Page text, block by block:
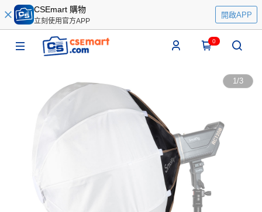
CSEmart 購物
立刻使用官方APP
開啟APP
0
1/3